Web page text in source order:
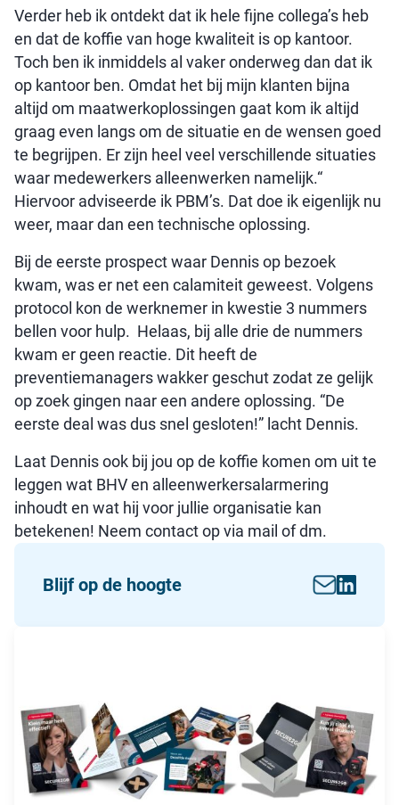
Verder heb ik ontdekt dat ik hele fijne collega’s heb
en dat de koffie van hoge kwaliteit is op kantoor.
Toch ben ik inmiddels al vaker onderweg dan dat ik
op kantoor ben. Omdat het bij mijn klanten bijna
altijd om maatwerkoplossingen gaat kom ik altijd
graag even langs om de situatie en de wensen goed
te begrijpen. Er zijn heel veel verschillende situaties
waar medewerkers alleenwerken namelijk.“
Hiervoor adviseerde ik PBM’s. Dat doe ik eigenlijk nu
weer, maar dan een technische oplossing.
Bij de eerste prospect waar Dennis op bezoek
kwam, was er net een calamiteit geweest. Volgens
protocol kon de werknemer in kwestie 3 nummers
bellen voor hulp. Helaas, bij alle drie de nummers
kwam er geen reactie. Dit heeft de
preventiemanagers wakker geschut zodat ze gelijk
op zoek gingen naar een andere oplossing. “De
eerste deal was dus snel gesloten!” lacht Dennis.
Laat Dennis ook bij jou op de koffie komen om uit te
leggen wat BHV en alleenwerkersalarmering
inhoudt en wat hij voor jullie organisatie kan
betekenen! Neem contact op via mail of dm.
Blijf op de hoogte